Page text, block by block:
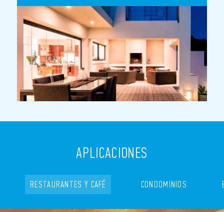
APLICACIONES
RESTAURANTES Y CAFÉ CONDOMINIOS